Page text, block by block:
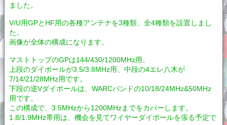
ました。
V/U用GPとHF用の各種アンテナを3種類、全4種類を設置しまし
た。
画像が全体の構成になります。
マストトップのGPは144/430/1200MHz用。
上段のダイポールが3.5/3.8MHz用、中段の4エレ八木が
7/14/21/28MHz用です。
下段の逆Vダイポールは、WARCバンドの10/18/24MHz&50MHz
用です。
この構成で、3.5MHzから1200MHzまでをカバーします。
1.8/1.9MHz帯用は、機会を見てワイヤーダイポールを張る予定で